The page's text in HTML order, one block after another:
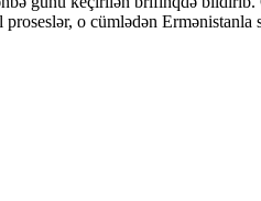
o cümlədən Ermənistanla